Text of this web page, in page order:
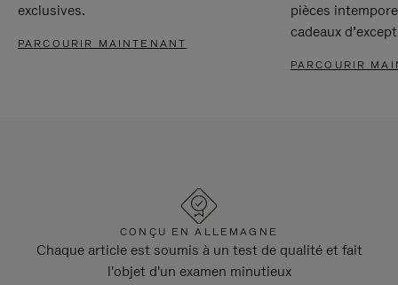
exclusives.
PARCOURIR MAINTENANT
pièces
cadeaux
PARCOURIR
CONÇU EN ALLEMAGNE
Chaque article est soumis à un test de qualité et fait
l'objet d'un examen minutieux